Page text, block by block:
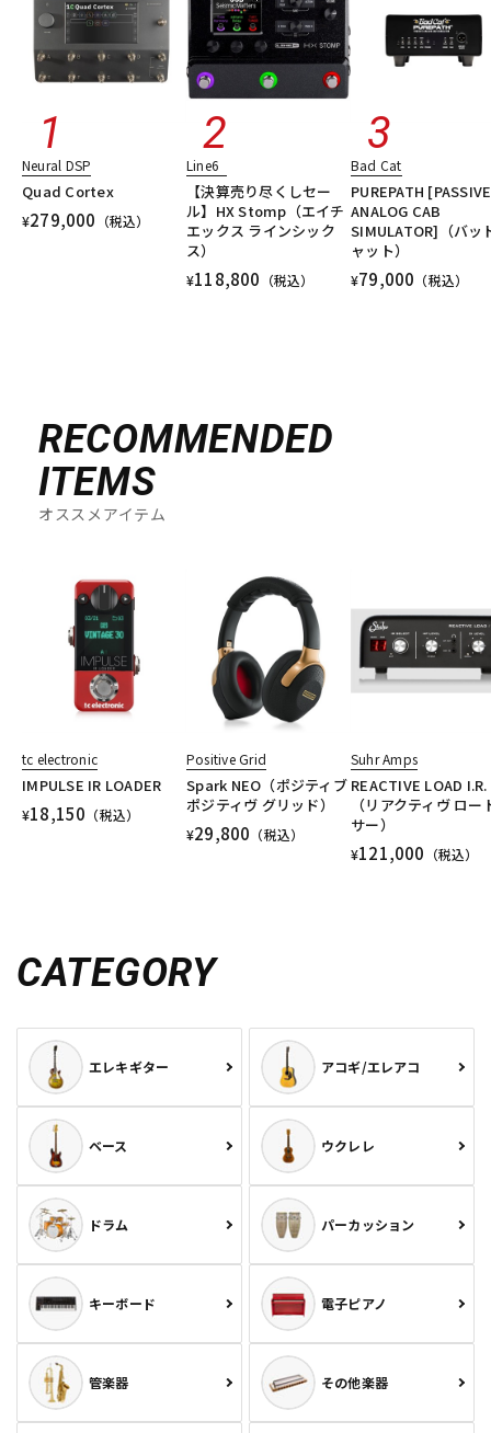
Neural DSP
Quad Cortex
¥279,000 （税込）
Line6
【決算売り尽くしセー
ル】HX Stomp（エイチ
エックス ラインシック
ス）
¥118,800 （税込）
Bad Cat
PUREPATH [PASSIVE
ANALOG CAB
SIMULATOR]（バッ
ャット）
¥79,000 （税込）
RECOMMENDED
ITEMS
オススメアイテム
tc electronic
IMPULSE IR LOADER
¥18,150 （税込）
Positive Grid
Spark NEO（ポジティブ
ポジティヴ グリッド）
¥29,800 （税込）
Suhr Amps
REACTIVE LOAD I.R.
（リアクティヴ ロー
サー）
¥121,000 （税込）
CATEGORY
エレキギター アコギ/エレアコ
ベース ウクレレ
ドラム パーカッション
キーボード 電子ピアノ
管楽器 その他楽器